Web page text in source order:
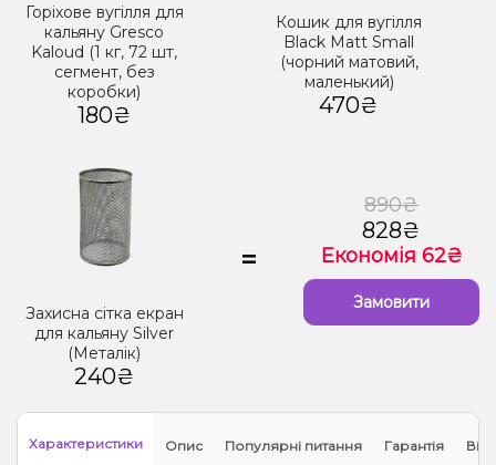
Горіхове вугілля для
кальяну Gresco
Kaloud (1 кг, 72 шт,
сегмент, без
коробки)
180₴
Кошик для вугілля
Black Matt Small
(чорний матовий,
маленький)
470₴
Захисна сітка екран
для кальяну Silver
(Металік)
240₴
=
890₴
828₴
Економія 62₴
Замовити
Характеристики Опис Популярні питання Гарантія